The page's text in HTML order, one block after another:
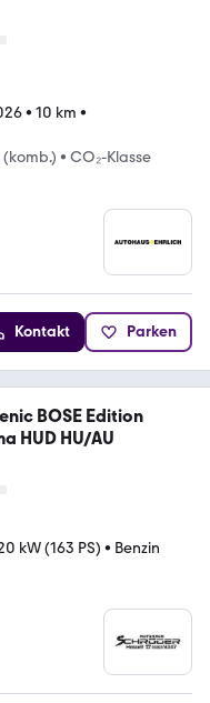
• 10 km •
• CO₂-Klasse
Kontakt Parken
BOSE Edition
HUD HU/AU
kW (163 PS) • Benzin